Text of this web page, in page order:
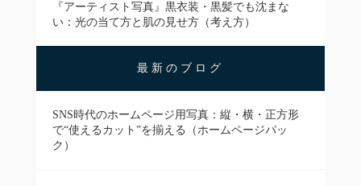
『アーティスト写真』黒衣装・黒髪でも沈まな
い：光の当て方と肌の見せ方（考え方）
最新のブログ
SNS時代のホームページ用写真：縦・横・正方形
で“使えるカット”を揃える（ホームページパッ
ク）